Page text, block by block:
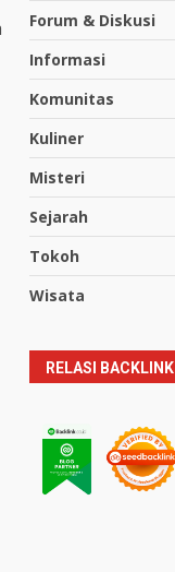
Forum & Diskusi
Informasi
Komunitas
Kuliner
Misteri
Sejarah
Tokoh
Wisata
RELASI BACKLINK